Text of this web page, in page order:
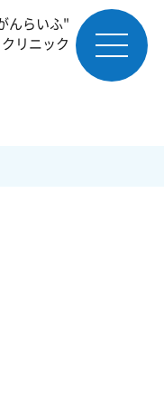
んらいふ"
リニック